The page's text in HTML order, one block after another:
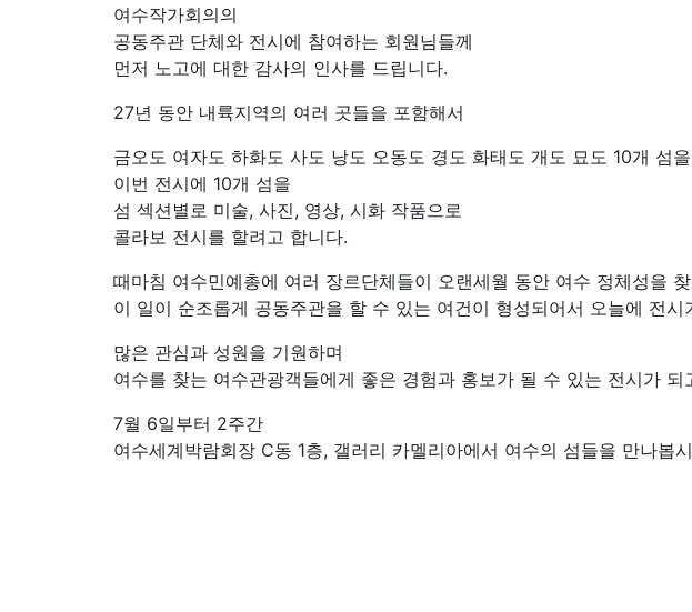
여수작가회의의
공동주관 단체와 전시에 참여하는 회원님들께
먼저 노고에 대한 감사의 인사를 드립니다.
27년 동안 내륙지역의 여러 곳들을 포함해서
금오도 여자도 하화도 사도 낭도 오동도 경도 화태도 개도 묘도 10개 섬
이번 전시에 10개 섬을
섬 섹션별로 미술, 사진, 영상, 시화 작품으로
콜라보 전시를 할려고 합니다.
때마침 여수민예총에 여러 장르단체들이 오랜세월 동안 여수 정체성을
이 일이 순조롭게 공동주관을 할 수 있는 여건이 형성되어서 오늘에 전시
많은 관심과 성원을 기원하며
여수를 찾는 여수관광객들에게 좋은 경험과 홍보가 될 수 있는 전시가
7월 6일부터 2주간
여수세계박람회장 C동 1층, 갤러리 카멜리아에서 여수의 섬들을 만나봅